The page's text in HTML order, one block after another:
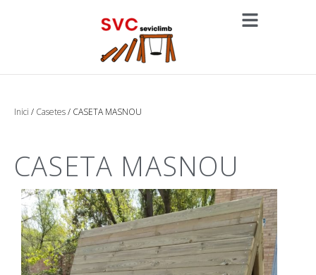
Inici / Casetes/ CASETA MASNOU
CASETA MASNOU